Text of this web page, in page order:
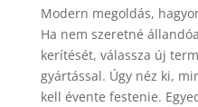
Modern megoldás,
Ha nem szeretné
kerítését, válassza új
gyártással. Úgy néz ki,
kell évente festenie.